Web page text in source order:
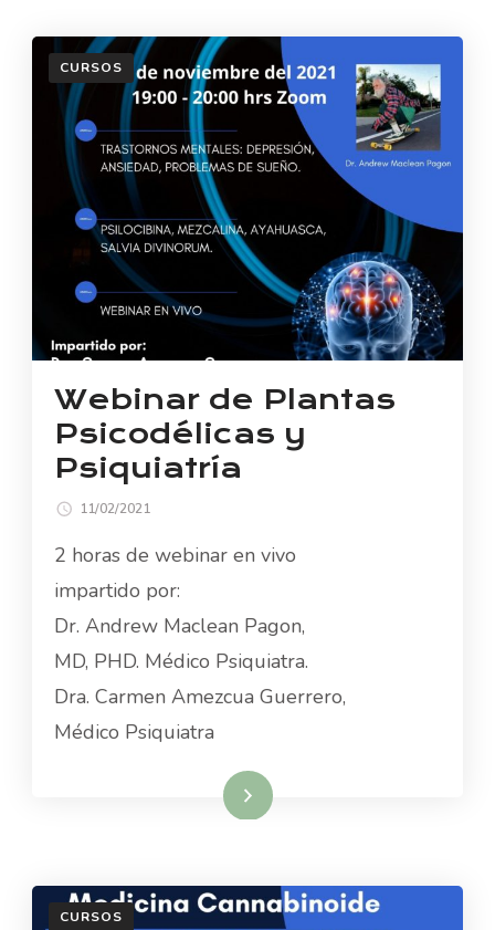
CURSOS
Webinar de Plantas
Psicodélicas y
Psiquiatría
11/02/2021
2 horas de webinar en vivo
impartido por:
Dr. Andrew Maclean Pagon,
MD, PHD. Médico Psiquiatra.
Dra. Carmen Amezcua Guerrero,
Médico Psiquiatra
Read More
CURSOS